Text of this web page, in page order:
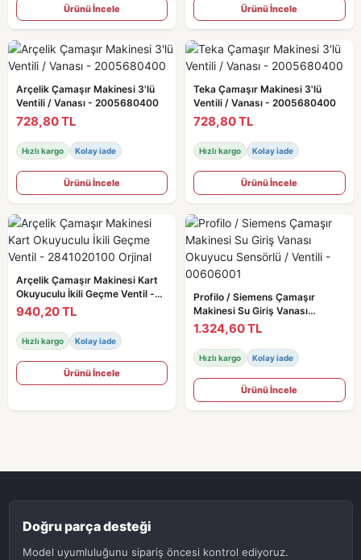
Ürünü İncele Ürünü İncele
Arçelik Çamaşır Makinesi 3'lü
Ventili / Vanası - 2005680400
728,80 TL
Hızlı kargo Kolay iade
Ürünü İncele
Teka Çamaşır Makinesi 3'lü
Ventili / Vanası - 2005680400
728,80 TL
Hızlı kargo Kolay iade
Ürünü İncele
Arçelik Çamaşır Makinesi Kart
Okuyuculu İkili Geçme Ventil -
2841020100 Orjinal
940,20 TL
Hızlı kargo Kolay iade
Ürünü İncele
Profilo / Siemens Çamaşır
Makinesi Su Giriş Vanası
Okuyucu Sensörlü / Ventili -
00606001
1.324,60 TL
Hızlı kargo Kolay iade
Ürünü İncele
Doğru parça desteği
Model uyumluluğunu sipariş öncesi kontrol ediyoruz.